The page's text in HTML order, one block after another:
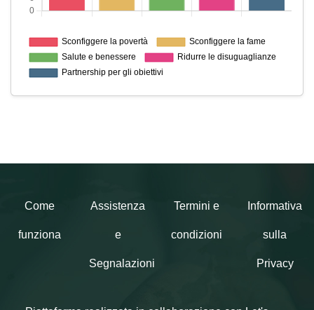
Piattaforma realizzata in collaborazione con Let's
Cod. Fisc., P. IVA n. 03188581205